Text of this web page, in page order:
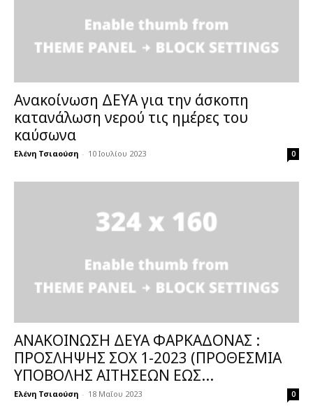
Ανακοίνωση ΔΕΥΑ για την άσκοπη
κατανάλωση νερού τις ημέρες του
καύσωνα
Ελένη Τσιαούση - 10 Ιουλίου 2023 0
ΑΝΑΚΟΙΝΩΣΗ ΔΕΥΑ ΦΑΡΚΑΔΟΝΑΣ :
ΠΡΟΣΛΗΨΗΣ ΣΟΧ 1-2023 (ΠΡΟΘΕΣΜΙΑ
ΥΠΟΒΟΛΗΣ ΑΙΤΗΣΕΩΝ ΕΩΣ...
Ελένη Τσιαούση - 18 Μαΐου 2023 0